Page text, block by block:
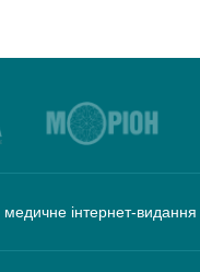
медичне інтернет-